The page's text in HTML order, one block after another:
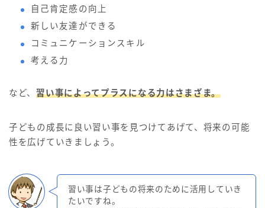
自己肯定感の向上
新しい友達ができる
コミュニケーションスキル
考える力
など、習い事によってプラスになる力はさまざま。
子どもの成長に良い習い事を見つけてあげて、将来の可能
性を広げていきましょう。
習い事は子どもの将来のために活用していき
たいですね。